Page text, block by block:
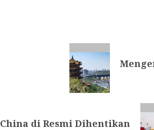
di Resmi Dihentikan